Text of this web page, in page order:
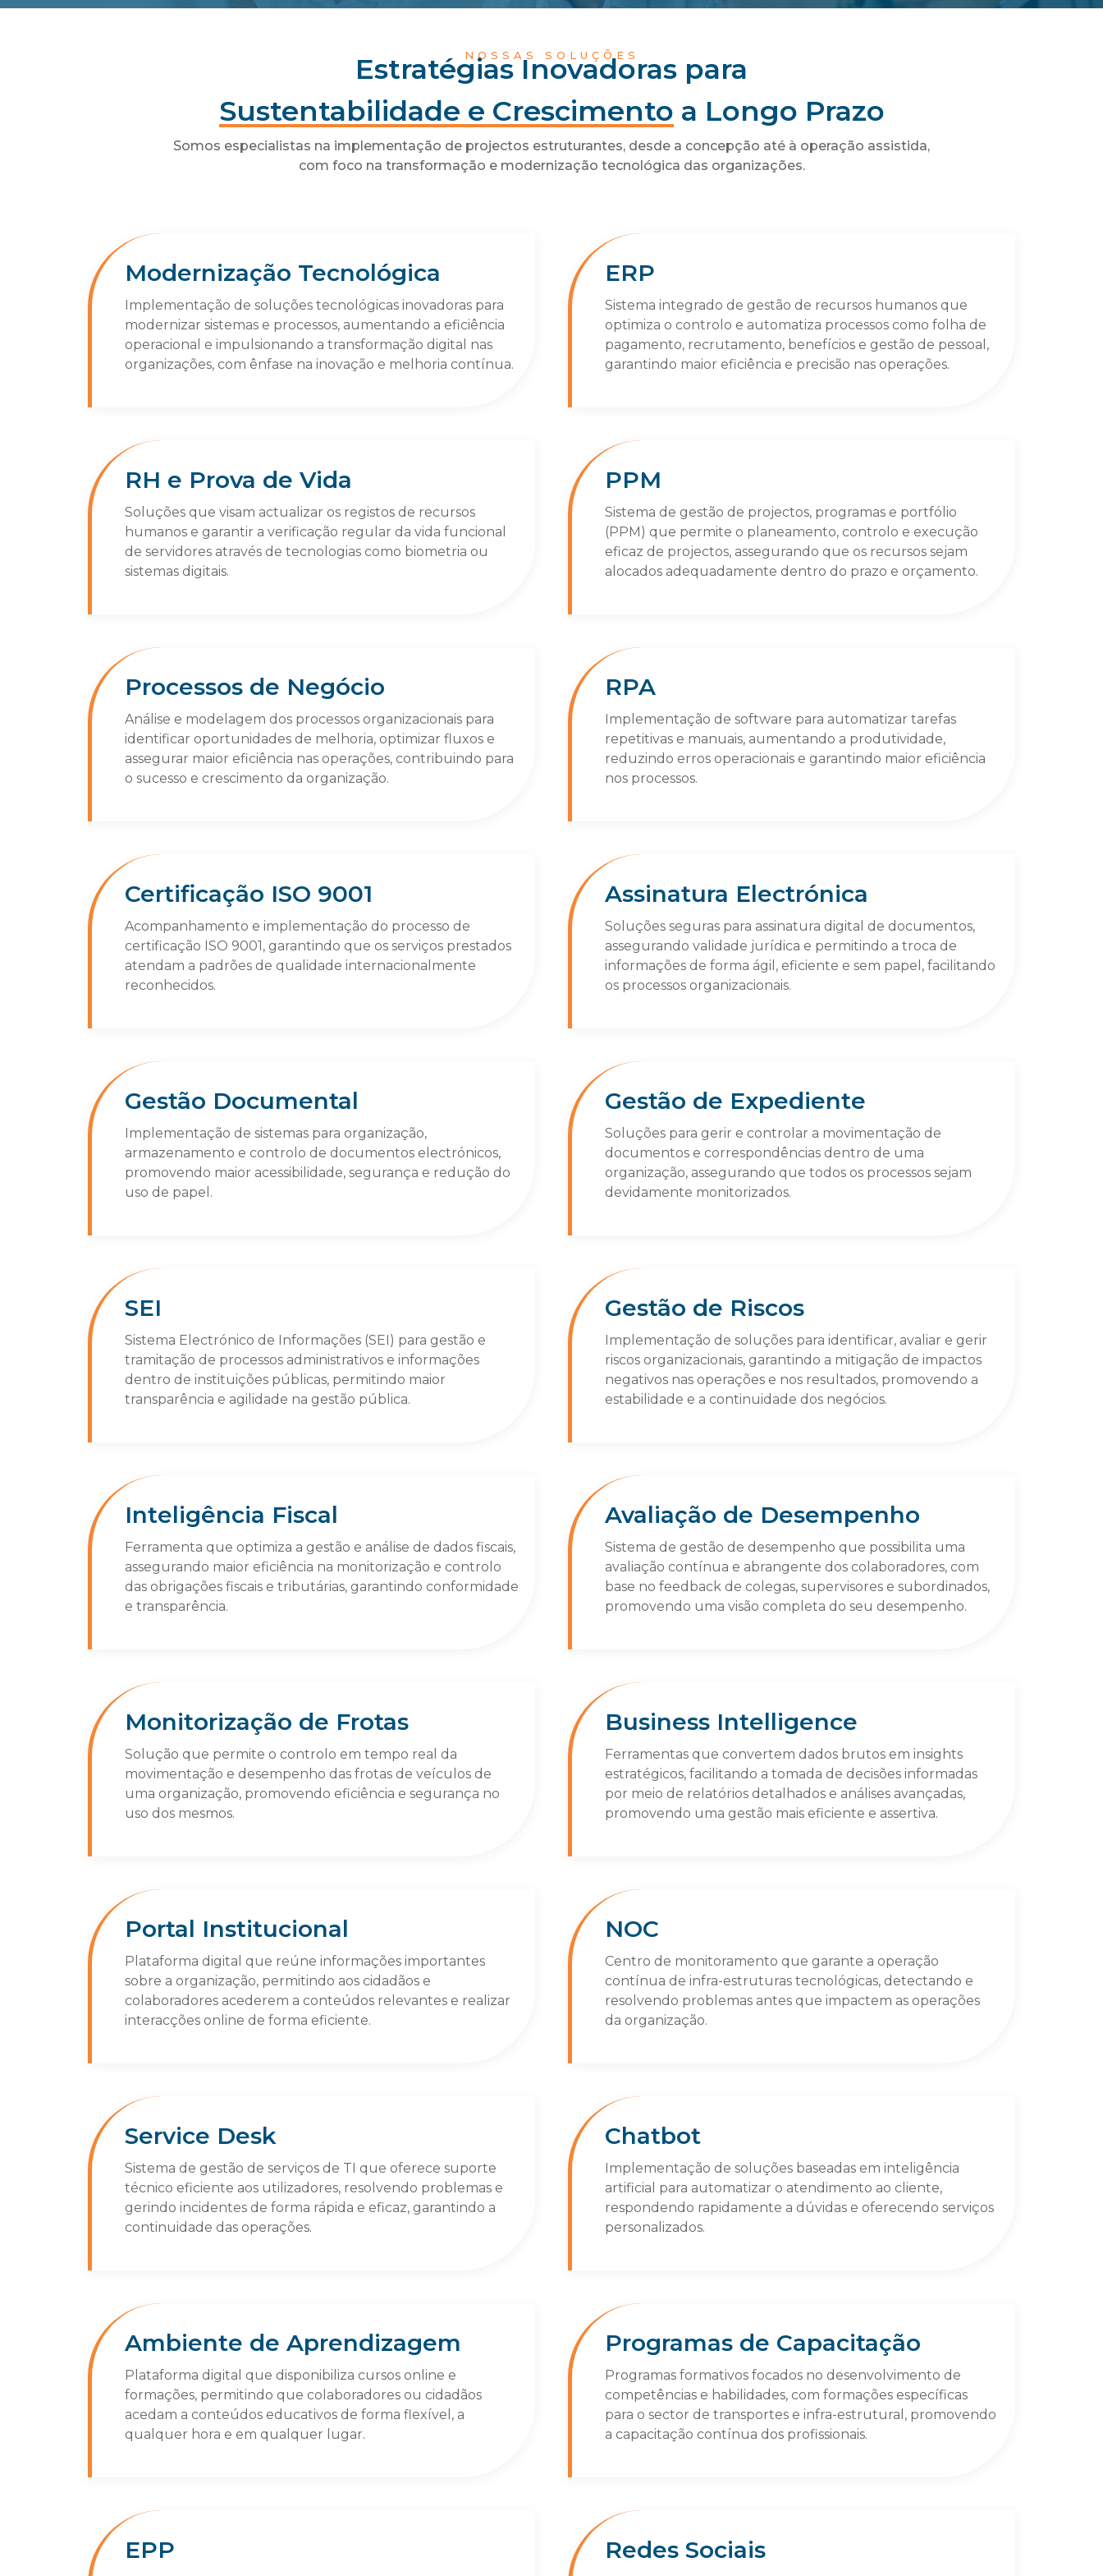
NOSSAS SOLUÇÕES
Estratégias Inovadoras para
Sustentabilidade e Crescimento a Longo Prazo
Somos especialistas na implementação de projectos estruturantes, desde a concepção até à operação assistida,
com foco na transformação e modernização tecnológica das organizações.
Modernização Tecnológica
Implementação de soluções tecnológicas inovadoras para
modernizar sistemas e processos, aumentando a eficiência
operacional e impulsionando a transformação digital nas
organizações, com ênfase na inovação e melhoria contínua.
ERP
Sistema integrado de gestão de recursos humanos que
optimiza o controlo e automatiza processos como folha de
pagamento, recrutamento, benefícios e gestão de pessoal,
garantindo maior eficiência e precisão nas operações.
RH e Prova de Vida
Soluções que visam actualizar os registos de recursos
humanos e garantir a verificação regular da vida funcional
de servidores através de tecnologias como biometria ou
sistemas digitais.
PPM
Sistema de gestão de projectos, programas e portfólio
(PPM) que permite o planeamento, controlo e execução
eficaz de projectos, assegurando que os recursos sejam
alocados adequadamente dentro do prazo e orçamento.
Processos de Negócio
Análise e modelagem dos processos organizacionais para
identificar oportunidades de melhoria, optimizar fluxos e
assegurar maior eficiência nas operações, contribuindo para
o sucesso e crescimento da organização.
RPA
Implementação de software para automatizar tarefas
repetitivas e manuais, aumentando a produtividade,
reduzindo erros operacionais e garantindo maior eficiência
nos processos.
Certificação ISO 9001
Acompanhamento e implementação do processo de
certificação ISO 9001, garantindo que os serviços prestados
atendam a padrões de qualidade internacionalmente
reconhecidos.
Assinatura Electrónica
Soluções seguras para assinatura digital de documentos,
assegurando validade jurídica e permitindo a troca de
informações de forma ágil, eficiente e sem papel, facilitando
os processos organizacionais.
Gestão Documental
Implementação de sistemas para organização,
armazenamento e controlo de documentos electrónicos,
promovendo maior acessibilidade, segurança e redução do
uso de papel.
Gestão de Expediente
Soluções para gerir e controlar a movimentação de
documentos e correspondências dentro de uma
organização, assegurando que todos os processos sejam
devidamente monitorizados.
SEI
Sistema Electrónico de Informações (SEI) para gestão e
tramitação de processos administrativos e informações
dentro de instituições públicas, permitindo maior
transparência e agilidade na gestão pública.
Gestão de Riscos
Implementação de soluções para identificar, avaliar e gerir
riscos organizacionais, garantindo a mitigação de impactos
negativos nas operações e nos resultados, promovendo a
estabilidade e a continuidade dos negócios.
Inteligência Fiscal
Ferramenta que optimiza a gestão e análise de dados fiscais,
assegurando maior eficiência na monitorização e controlo
das obrigações fiscais e tributárias, garantindo conformidade
e transparência.
Avaliação de Desempenho
Sistema de gestão de desempenho que possibilita uma
avaliação contínua e abrangente dos colaboradores, com
base no feedback de colegas, supervisores e subordinados,
promovendo uma visão completa do seu desempenho.
Monitorização de Frotas
Solução que permite o controlo em tempo real da
movimentação e desempenho das frotas de veículos de
uma organização, promovendo eficiência e segurança no
uso dos mesmos.
Business Intelligence
Ferramentas que convertem dados brutos em insights
estratégicos, facilitando a tomada de decisões informadas
por meio de relatórios detalhados e análises avançadas,
promovendo uma gestão mais eficiente e assertiva.
Portal Institucional
Plataforma digital que reúne informações importantes
sobre a organização, permitindo aos cidadãos e
colaboradores acederem a conteúdos relevantes e realizar
interacções online de forma eficiente.
NOC
Centro de monitoramento que garante a operação
contínua de infra-estruturas tecnológicas, detectando e
resolvendo problemas antes que impactem as operações
da organização.
Service Desk
Sistema de gestão de serviços de TI que oferece suporte
técnico eficiente aos utilizadores, resolvendo problemas e
gerindo incidentes de forma rápida e eficaz, garantindo a
continuidade das operações.
Chatbot
Implementação de soluções baseadas em inteligência
artificial para automatizar o atendimento ao cliente,
respondendo rapidamente a dúvidas e oferecendo serviços
personalizados.
Ambiente de Aprendizagem
Plataforma digital que disponibiliza cursos online e
formações, permitindo que colaboradores ou cidadãos
acedam a conteúdos educativos de forma flexível, a
qualquer hora e em qualquer lugar.
Programas de Capacitação
Programas formativos focados no desenvolvimento de
competências e habilidades, com formações específicas
para o sector de transportes e infra-estrutural, promovendo
a capacitação contínua dos profissionais.
EPP Redes Sociais